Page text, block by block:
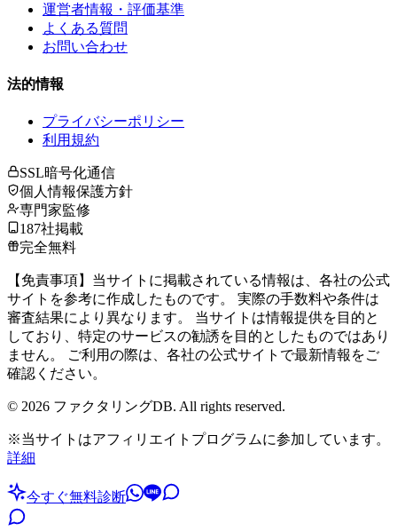
運営者情報・評価基準
よくある質問
お問い合わせ
法的情報
プライバシーポリシー
利用規約
SSL暗号化通信
個人情報保護方針
専門家監修
187社掲載
完全無料
【免責事項】当サイトに掲載されている情報は、各社の公式
サイトを参考に作成したものです。 実際の手数料や条件は
審査結果により異なります。 当サイトは情報提供を目的と
しており、特定のサービスの勧誘を目的としたものではあり
ません。 ご利用の際は、各社の公式サイトで最新情報をご
確認ください。
© 2026 ファクタリングDB. All rights reserved.
※当サイトはアフィリエイトプログラムに参加しています。
詳細
今すぐ無料診断